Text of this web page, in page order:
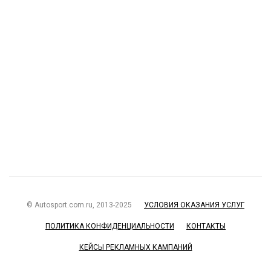
© Autosport.com.ru, 2013-2025 УСЛОВИЯ ОКАЗАНИЯ УСЛУГ
ПОЛИТИКА КОНФИДЕНЦИАЛЬНОСТИ КОНТАКТЫ
КЕЙСЫ РЕКЛАМНЫХ КАМПАНИЙ